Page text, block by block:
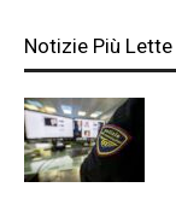
Notizie Più Lette